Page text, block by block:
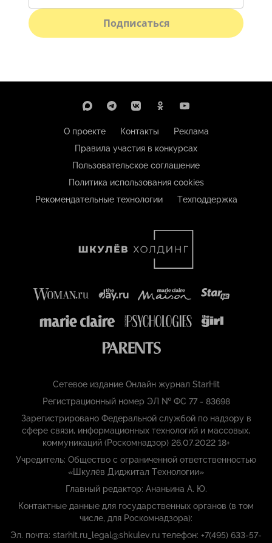
Подписаться
О проекте Контакты
Реклама
Правила участия в конкурсах
Пользовательское соглашение
Политика использования cookies
Рекомендательные технологии
Техподдержка
Сетевое издание Онлайн журнал StarHit
Регистрационный номер ЭЛ № ФС 77 - 83698
Зарегистрировано Федеральной службой по надзору в
сфере связи, информационных технологий и массовых,
коммуникаций (Роскомнадзор) 26.07.2022 18+
Учредитель: Общество с ограниченной ответственностью
«Шкулёв Диджитал Технологии»
Главный редактор: Ананьина А. Ю.
Контактные данные для государственных органов (в том
числе, для Роскомнадзора):
Эл. почта: starhit.ru_legal@shkulev.ru телефон: +7(495) 633-57-